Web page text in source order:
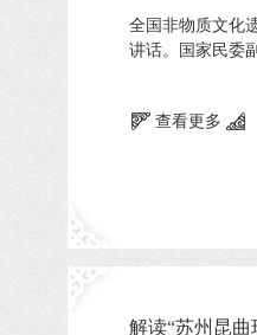
全国非物质文化
讲话。国家民委
查看更多
解读“苏州昆曲